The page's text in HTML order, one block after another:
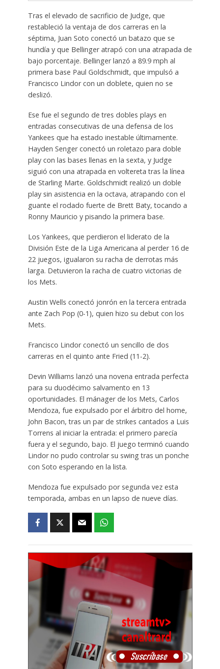
Tras el elevado de sacrificio de Judge, que
restableció la ventaja de dos carreras en la
séptima, Juan Soto conectó un batazo que se
hundía y que Bellinger atrapó con una atrapada de
bajo porcentaje. Bellinger lanzó a 89.9 mph al
primera base Paul Goldschmidt, que impulsó a
Francisco Lindor con un doblete, quien no se
deslizó.
Ese fue el segundo de tres dobles plays en
entradas consecutivas de una defensa de los
Yankees que ha estado inestable últimamente.
Hayden Senger conectó un roletazo para doble
play con las bases llenas en la sexta, y Judge
siguió con una atrapada en voltereta tras la línea
de Starling Marte. Goldschmidt realizó un doble
play sin asistencia en la octava, atrapando con el
guante el rodado fuerte de Brett Baty, tocando a
Ronny Mauricio y pisando la primera base.
Los Yankees, que perdieron el liderato de la
División Este de la Liga Americana al perder 16 de
22 juegos, igualaron su racha de derrotas más
larga. Detuvieron la racha de cuatro victorias de
los Mets.
Austin Wells conectó jonrón en la tercera entrada
ante Zach Pop (0-1), quien hizo su debut con los
Mets.
Francisco Lindor conectó un sencillo de dos
carreras en el quinto ante Fried (11-2).
Devin Williams lanzó una novena entrada perfecta
para su duodécimo salvamento en 13
oportunidades. El mánager de los Mets, Carlos
Mendoza, fue expulsado por el árbitro del home,
John Bacon, tras un par de strikes cantados a Luis
Torrens al iniciar la entrada: el primero parecía
fuera y el segundo, bajo. El juego terminó cuando
Lindor no pudo controlar su swing tras un ponche
con Soto esperando en la lista.
Mendoza fue expulsado por segunda vez esta
temporada, ambas en un lapso de nueve días.